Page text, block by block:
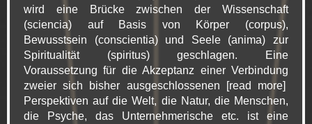
wird eine Brücke zwischen der Wissenschaft
(sciencia) auf Basis von Körper (corpus),
Bewusstsein (conscientia) und Seele (anima) zur
Spiritualität (spiritus) geschlagen. Eine
Voraussetzung für die Akzeptanz einer Verbindung
zweier sich bisher ausgeschlossenen [read more]
Perspektiven auf die Welt, die Natur, die Menschen,
die Psyche, das Unternehmerische etc. ist eine